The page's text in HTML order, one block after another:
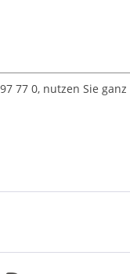
77 0, nutzen Sie